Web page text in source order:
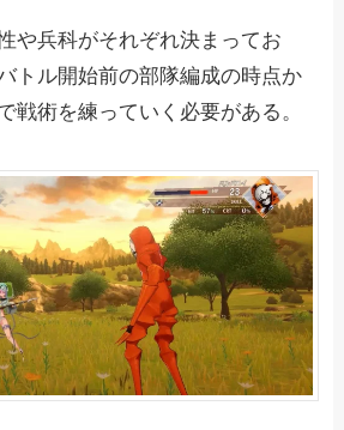
や兵科がそれぞれ決まってお
トル開始前の部隊編成の時点か
戦術を練っていく必要がある。